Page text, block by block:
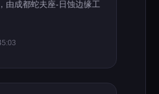
由成都蛇夫座-日蚀边缘工